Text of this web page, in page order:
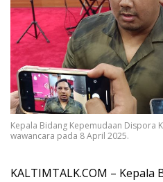
Kepala Bidang Kepemudaan Dispora
wawancara pada 8 April 2025.
KALTIMTALK.COM –